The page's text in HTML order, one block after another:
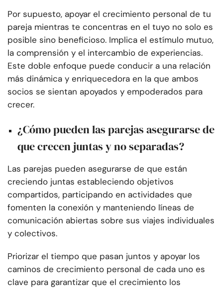
Por supuesto, apoyar el crecimiento personal de tu
pareja mientras te concentras en el tuyo no solo es
posible sino beneficioso. Implica el estímulo mutuo,
la comprensión y el intercambio de experiencias.
Este doble enfoque puede conducir a una relación
más dinámica y enriquecedora en la que ambos
socios se sientan apoyados y empoderados para
crecer.
¿Cómo pueden las parejas asegurarse de
que crecen juntas y no separadas?
Las parejas pueden asegurarse de que están
creciendo juntas estableciendo objetivos
compartidos, participando en actividades que
fomenten la conexión y manteniendo líneas de
comunicación abiertas sobre sus viajes individuales
y colectivos.
Priorizar el tiempo que pasan juntos y apoyar los
caminos de crecimiento personal de cada uno es
clave para garantizar que el crecimiento los